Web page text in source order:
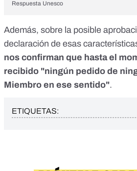
Respuesta Unesco
Además, sobre la posible
declaración de esas
nos confirman que hasta el
recibido "ningún pedido de
Miembro en ese sentido".
ETIQUETAS: